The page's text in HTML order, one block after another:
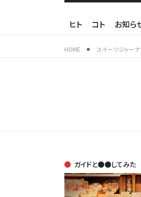
ヒト コト お知ら
HOME スイーツジャーナ
ガイドと●●してみた